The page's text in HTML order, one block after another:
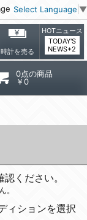
Select Language ▼
時計を売る
HOTニュース
TODAY'S
NEWS+2
0点の商品
￥0
ください。
。
ィションを選択